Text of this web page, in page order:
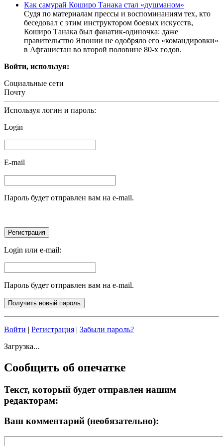
Как самурай Коширо Танака стал «душманом»
Судя по материалам прессы и воспоминаниям тех, кто
беседовал с этим инструктором боевых искусств,
Коширо Танака был фанатик-одиночка: даже
правительство Японии не одобряло его «командировки»
в Афганистан во второй половине 80-х годов.
Войти, используя:
Социальные сети
Почту
Используя логин и пароль:
Login
E-mail
Пароль будет отправлен вам на e-mail.
Login или e-mail:
Пароль будет отправлен вам на e-mail.
Войти | Регистрация | Забыли пароль?
Загрузка...
Сообщить об опечатке
Текст, который будет отправлен нашим
редакторам:
Ваш комментарий (необязательно):